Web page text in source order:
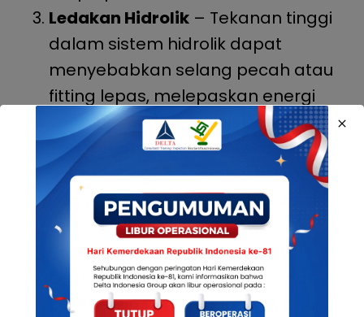
Ledakan Hidrolik – Tekanan tinggi
dalam sistem hidrolik dapat
menyebabkan selang pecah atau
fitting lepas, melepaskan energi
yang besar dan cairan berbahaya.
Terjepit atau Cedera Mekanik–
Saat mengganti komponen mesin
yang bergerak atau saat sistem
tidak dikunci dengan benar.
Paparan Bahan Kimia– Cairan
pelumas, pendingin, atau bahan
pembersih yang digunakan pada